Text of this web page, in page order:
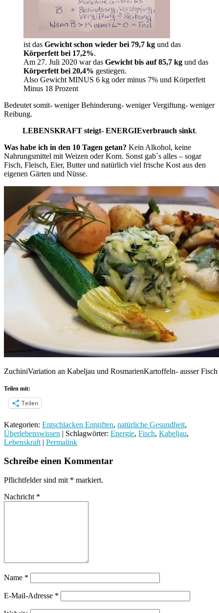
ist das Gewicht schon wieder bei 79,7 kg und das
Körperfett bei 17,2%.
Am 27. Juli 2020 war das Gewicht bis auf 85,7 kg und das
Körperfett bei 20,4% gestiegen.
Also Gewicht MINUS 6 kg oder minus 7% und Körperfett
Minus 18 Prozent
Bedeutet somit- weniger Behinderung- weniger Vergiftung- weniger
Reibung.
LEBENSKRAFT steigt- ENERGIEverbrauch sinkt.
Was habe ich in den 10 Tagen getan? Kein Alkohol, keine
Nahrungsmittel mit Weizen oder Korn. Sonst gab´s alles – sogar
Fisch, Fleisch, Eier, Butter und natürlich viel frische Kost aus den
eigenen Gärten und Nüsse.
ZuchiniVariation an Kabeljau und RosmarienKartoffeln- ausser Fisch
Teilen mit:
Teilen
Kategorien: Entschlacken Entgiften, natürliche Gesundheit,
Überlebenswissen | Schlagwörter: Energie, Fisch, Kabeljau,
Lebenskraft | Permalink
Schreibe einen Kommentar
Pflichtfelder sind mit * markiert.
Nachricht *
Name *
E-Mail-Adresse *